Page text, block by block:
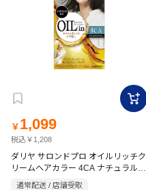
￥ 1,099
税込￥1,208
ダリヤ サロンドプロ オイルリッチク
リームヘアカラー 4CA ナチュラルア
ッシュ 【医薬部外品】
通常配送 / 店舗受取